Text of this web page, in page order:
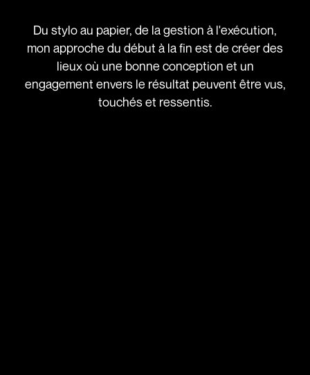
Du stylo au papier, de la gestion à l'exécution,
mon approche du début à la fin est de créer des
lieux où une bonne conception et un
engagement envers le résultat peuvent être vus,
touchés et ressentis.